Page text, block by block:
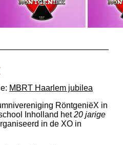
MBRT Haarlem jubilea
RöntgeniëX in
Inholland het20 jarige
in de XO in